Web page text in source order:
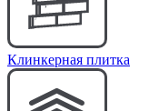
Клинкерная плитка